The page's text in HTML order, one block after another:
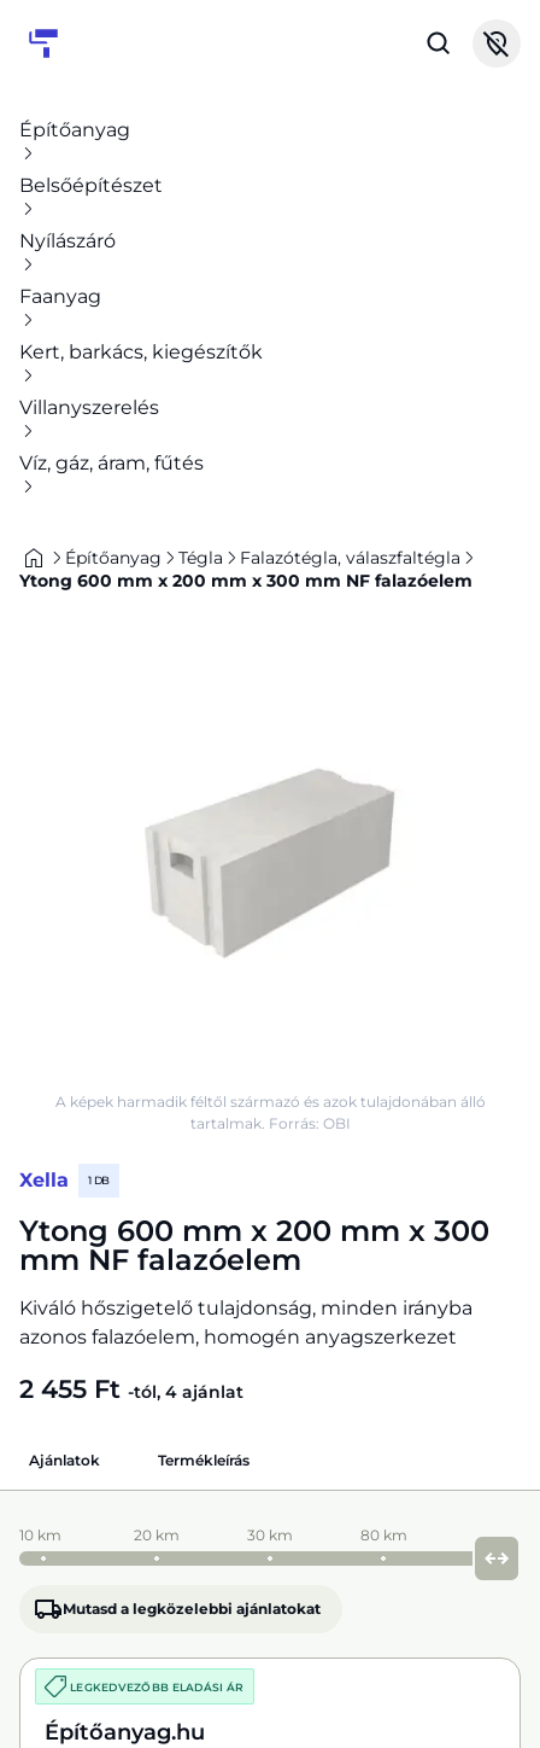
Építőanyag
Belsőépítészet
Nyílászáró
Faanyag
Kert, barkács, kiegészítők
Villanyszerelés
Víz, gáz, áram, fűtés
Építőanyag Tégla
Falazótégla, válaszfaltégla
Ytong 600 mm x 200 mm x 300 mm NF falazóelem
Xella 1 DB
Ytong 600 mm x 200 mm x 300
mm NF falazóelem
Kiváló hőszigetelő tulajdonság, minden irányba
azonos falazóelem, homogén anyagszerkezet
2 455 Ft -tól, 4 ajánlat
A képek harmadik féltől származó és azok tulajdonában álló
tartalmak. Forrás: OBI
Ajánlatok Termékleírás
10 km 20 km 30 km 80 km
Mutasd a legközelebbi ajánlatokat
LEGKEDVEZŐBB ELADÁSI ÁR
Építőanyag.hu